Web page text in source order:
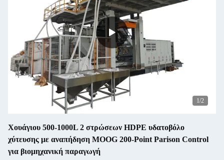
1/2
Χουάγιου 500-1000L 2 στρώσεων HDPE υδατοβόλο
χύτευσης με αναπήδηση MOOG 200-Point Parison Control
για βιομηχανική παραγωγή